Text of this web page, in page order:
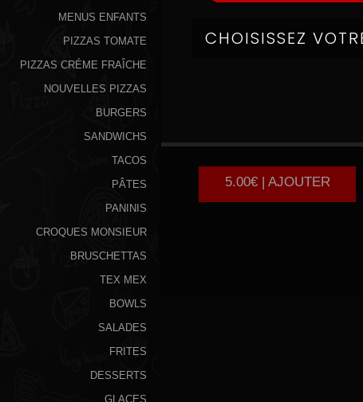
MENUS ENFANTS
PIZZAS TOMATE
PIZZAS CRÉME FRAÎCHE
NOUVELLES PIZZAS
BURGERS
SANDWICHS
TACOS
PÂTES
PANINIS
CROQUES MONSIEUR
BRUSCHETTAS
TEX MEX
BOWLS
SALADES
FRITES
DESSERTS
GLACES
MONSIEUR
5.00€ | AJOUTER